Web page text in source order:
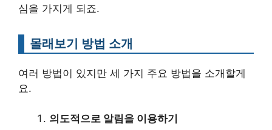
심을 가지게 되죠.
몰래보기 방법 소개
여러 방법이 있지만 세 가지 주요 방법을 소개할게
요.
의도적으로 알림을 이용하기